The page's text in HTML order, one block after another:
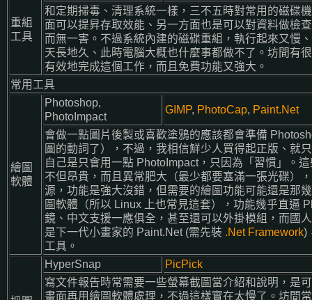
重組
工具
和定期掃毒、清理系統一樣，三不五時對常用的磁碟
面可以提昇存取效能、另一方面也是可以對資料做檢
而無一害。不過系統內建的磁碟重組，執行起來又慢
天長地久、此時電腦大概也什麼事都做不了。坊間有
有效地完成這個工作，而且免費功能又強大。
常用工具
繪圖
軟體
Photoshop,
PhotoImpact
GIMP, PhotoCap, Paint.Net
會做一點圖片後製或喜歡塗鴉的應該都會準備
圖的動詞了），不過，我相信鮮少人買得起正版、就
自己是只會用一點 PhotoImpact，只因為「習慣」。
不但昂貴，而且異常肥大（最少都要塞滿一張光碟）
源，功能是強大沒錯，但需要的繪圖功能可能還是那
圖軟體（所以 Linux 上也常見這套），功能幾乎直逼
鏡、中文支援一應俱全，甚至還可以外掛模組，而國
是下一代小畫家的 Paint.Net (需先裝 .Net Framework)
工具。
HyperSnap
PicPick
寫文件報告時常需要一些螢幕截圖當介紹和說明，是
畫面再用繪圖軟體處理，不過這樣實在太慢了。坊間